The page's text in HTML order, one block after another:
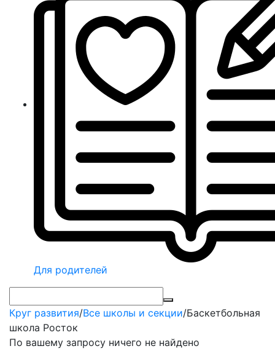
Для родителей
Круг развития/Все школы и секции/Баскетбольная
школа Росток
По вашему запросу ничего не найдено